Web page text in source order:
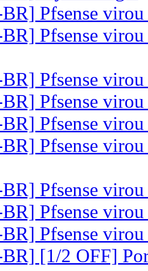
Pfsense
Pfsense
Pfsense
Pfsense
Pfsense
Pfsense
Pfsense
Pfsense
Pfsense
[1/2 OFF]